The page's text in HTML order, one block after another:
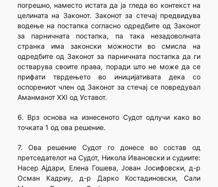
погрешно, наместо истата да ја гледа во контекст на
целината на Законот. Законот за стечај предвидува
водење на постапка согласно одредбите од Законот
за парничната постапка, па така незадоволната
странка има законски можности во смисла на
одредбите од Законот за парничната постапка да ги
остварува своите права, поради што не може да се
прифати тврдењето во иницијативата дека со
оспорениот член од Законот за стечај се повредувал
Аманманот XXI од Уставот.
6. Врз основа на изнесеното Судот одлучи како во
точката 1 од ова решение.
7. Ова решение Судот го донесе во состав од
претседателот на Судот, Никола Ивановски и судиите:
Насер Ајдари, Елена Гошева, Јован Јосифовски, д-р
Осман Кадриу, д-р Дарко Костадиновски, Сали